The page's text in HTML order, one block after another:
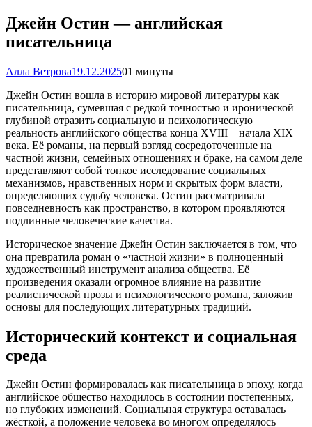
Джейн Остин — английская
писательница
Алла Ветрова19.12.202501 минуты
Джейн Остин вошла в историю мировой литературы как
писательница, сумевшая с редкой точностью и иронической
глубиной отразить социальную и психологическую
реальность английского общества конца XVIII – начала XIX
века. Её романы, на первый взгляд сосредоточенные на
частной жизни, семейных отношениях и браке, на самом деле
представляют собой тонкое исследование социальных
механизмов, нравственных норм и скрытых форм власти,
определяющих судьбу человека. Остин рассматривала
повседневность как пространство, в котором проявляются
подлинные человеческие качества.
Историческое значение Джейн Остин заключается в том, что
она превратила роман о «частной жизни» в полноценный
художественный инструмент анализа общества. Её
произведения оказали огромное влияние на развитие
реалистической прозы и психологического романа, заложив
основы для последующих литературных традиций.
Исторический контекст и социальная
среда
Джейн Остин формировалась как писательница в эпоху, когда
английское общество находилось в состоянии постепенных,
но глубоких изменений. Социальная структура оставалась
жёсткой, а положение человека во многом определялось